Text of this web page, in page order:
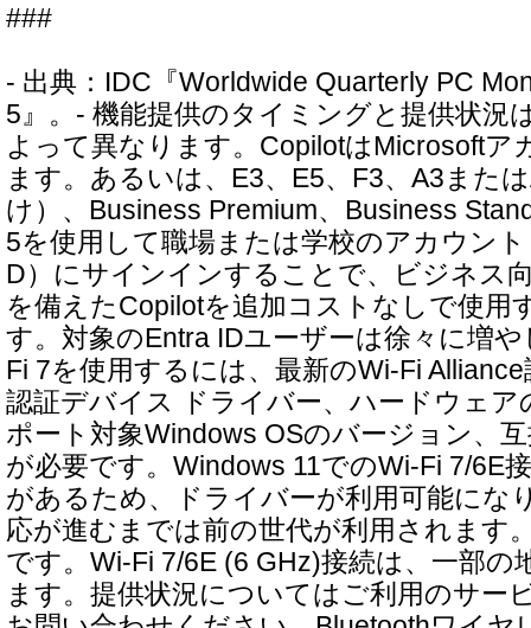
###
- 出典：IDC『Worldwide Quarterly PC
5』。- 機能提供のタイミングと提供状況
よって異なります。CopilotはMicrosoftア
ます。あるいは、E3、E5、F3、A3また
け）、Business Premium、Business
5を使用して職場または学校のアカウン
D）にサインインすることで、ビジネス
を備えたCopilotを追加コストなしで使用
す。対象のEntra IDユーザーは徐々に増
Fi 7を使用するには、最新のWi-Fi
認証デバイス ドライバー、ハードウェ
ポート対象Windows OSのバージョン、
が必要です。Windows 11でのWi-Fi 7/6E
があるため、ドライバーが利用可能にな
応が進むまでは前の世代が利用されます
です。Wi-Fi 7/6E (6 GHz)接続は、一部の
ます。提供状況についてはご利用のサー